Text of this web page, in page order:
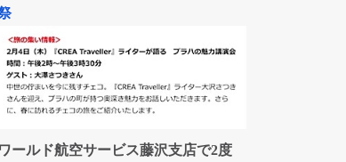
ワールド航空サービス藤沢支店で2度